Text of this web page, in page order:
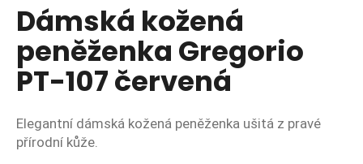
Dámská kožená
peněženka Gregorio
PT-107 červená
Elegantní dámská kožená peněženka ušitá z pravé
přírodní kůže.
D
o
p
o
r
č
u